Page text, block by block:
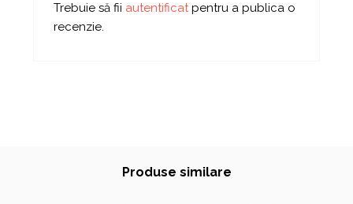
Trebuie să fii autentificatpentru a publica o
recenzie.
Produse similare